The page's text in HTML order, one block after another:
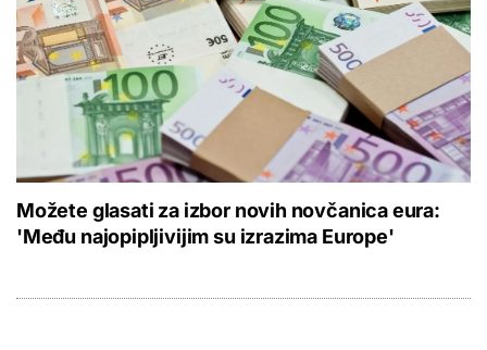
Možete glasati za izbor novih novčanica eura:
'Među najopipljivijim su izrazima Europe'